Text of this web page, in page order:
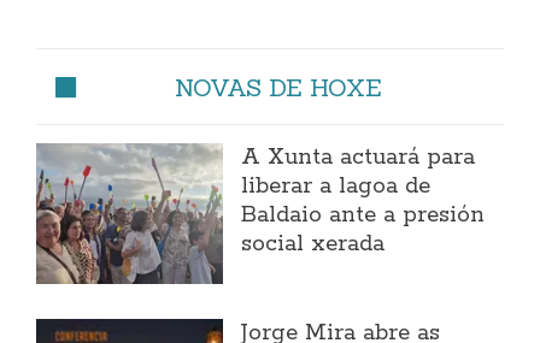
NOVAS DE HOXE
A Xunta actuará para
liberar a lagoa de
Baldaio ante a presión
social xerada
Jorge Mira abre as